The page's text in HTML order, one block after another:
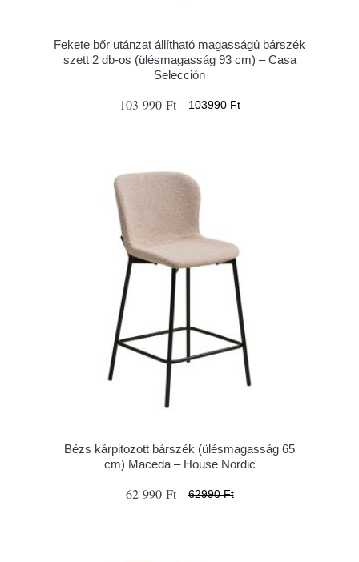
Fekete bőr utánzat állítható magasságú bárszék
szett 2 db-os (ülésmagasság 93 cm) – Casa
Selección
103 990 Ft 103990 Ft
Bézs kárpitozott bárszék (ülésmagasság 65
cm) Maceda – House Nordic
62 990 Ft 62990 Ft